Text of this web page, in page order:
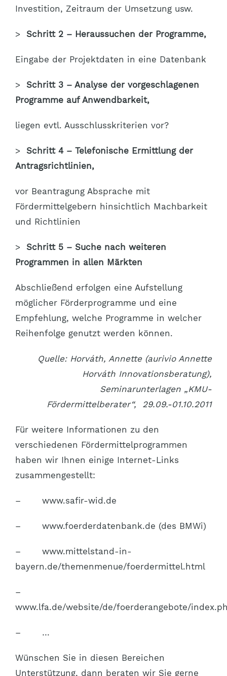
Investition, Zeitraum der Umsetzung usw.
> Schritt 2 – Heraussuchen der Programme,
Eingabe der Projektdaten in eine Datenbank
> Schritt 3 – Analyse der vorgeschlagenen
Programme auf Anwendbarkeit,
liegen evtl. Ausschlusskriterien vor?
> Schritt 4 – Telefonische Ermittlung der
Antragsrichtlinien,
vor Beantragung Absprache mit
Fördermittelgebern hinsichtlich Machbarkeit
und Richtlinien
> Schritt 5 – Suche nach weiteren
Programmen in allen Märkten
Abschließend erfolgen eine Aufstellung
möglicher Förderprogramme und eine
Empfehlung, welche Programme in welcher
Reihenfolge genutzt werden können.
Quelle: Horváth, Annette (aurivio Annette
Horváth Innovationsberatung),
Seminarunterlagen „KMU-
Fördermittelberater“, 29.09.-01.10.2011
Für weitere Informationen zu den
verschiedenen Fördermittelprogrammen
haben wir Ihnen einige Internet-Links
zusammengestellt:
– www.safir-wid.de
– www.foerderdatenbank.de (des BMWi)
– www.mittelstand-in-
bayern.de/themenmenue/foerdermittel.html
–
www.lfa.de/website/de/foerderangebote/
– …
Wünschen Sie in diesen Bereichen
Unterstützung, dann beraten wir Sie gerne